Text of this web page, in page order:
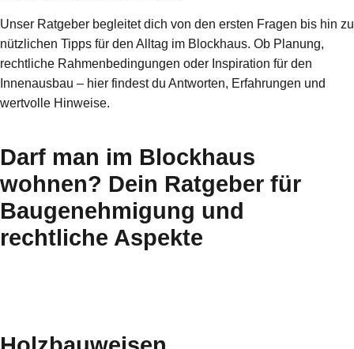
Unser Ratgeber begleitet dich von den ersten Fragen bis hin zu
nützlichen Tipps für den Alltag im Blockhaus. Ob Planung,
rechtliche Rahmenbedingungen oder Inspiration für den
Innenausbau – hier findest du Antworten, Erfahrungen und
wertvolle Hinweise.
Darf man im Blockhaus
wohnen? Dein Ratgeber für
Baugenehmigung und
rechtliche Aspekte